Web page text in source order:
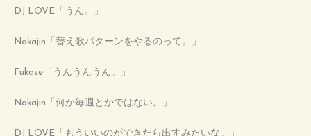
DJ LOVE「うん。」
Nakajin「替え歌パターンをやるのって。」
Fukase「うんうんうん。」
Nakajin「何か毎週とかではない。」
DJ LOVE「もういいのができたら出すみたいな。」